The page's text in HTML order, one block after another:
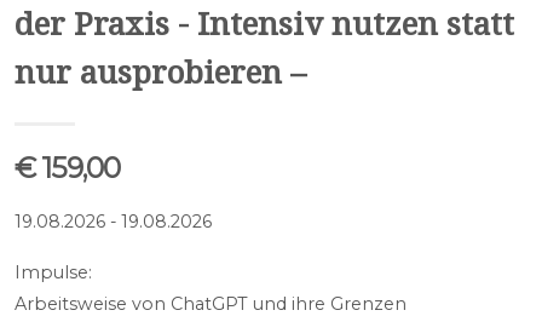
der Praxis - Intensiv nutzen statt
nur ausprobieren –
€ 159,00
19.08.2026 - 19.08.2026
Impulse:
Arbeitsweise von ChatGPT und ihre Grenzen